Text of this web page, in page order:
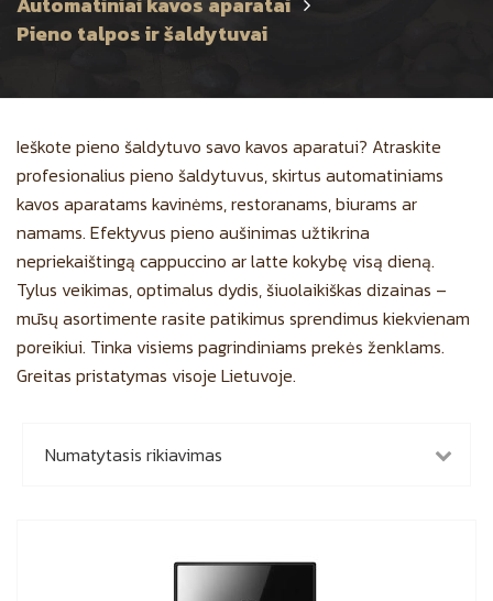
Pieno talpos ir šaldytuvai
Ieškote pieno šaldytuvo savo kavos aparatui? Atraskite
profesionalius pieno šaldytuvus, skirtus automatiniams
kavos aparatams kavinėms, restoranams, biurams ar
namams. Efektyvus pieno aušinimas užtikrina
nepriekaištingą cappuccino ar latte kokybę visą dieną.
Tylus veikimas, optimalus dydis, šiuolaikiškas dizainas –
mūsų asortimente rasite patikimus sprendimus kiekvienam
poreikiui. Tinka visiems pagrindiniams prekės ženklams.
Greitas pristatymas visoje Lietuvoje.